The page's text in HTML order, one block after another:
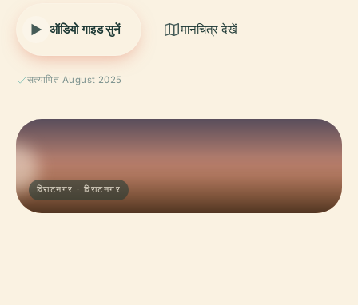
ऑडियो गाइड सुनें मानचित्र देखें
सत्यापित August 2025
विराटनगर · विराटनगर